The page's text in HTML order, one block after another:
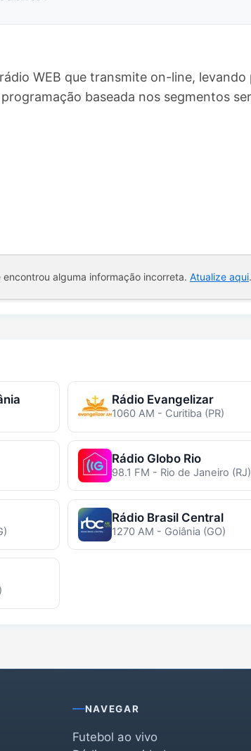
WEB que transmite on-line,
baseada nos segmentos
alguma informação incorreta. Atualize aqui.
Rádio Evangelizar
1060 AM - Curitiba (PR)
Rádio Globo Rio
98.1 FM - Rio de Janeiro (RJ)
Rádio Brasil Central
1270 AM - Goiânia (GO)
NAVEGAR
Futebol ao vivo